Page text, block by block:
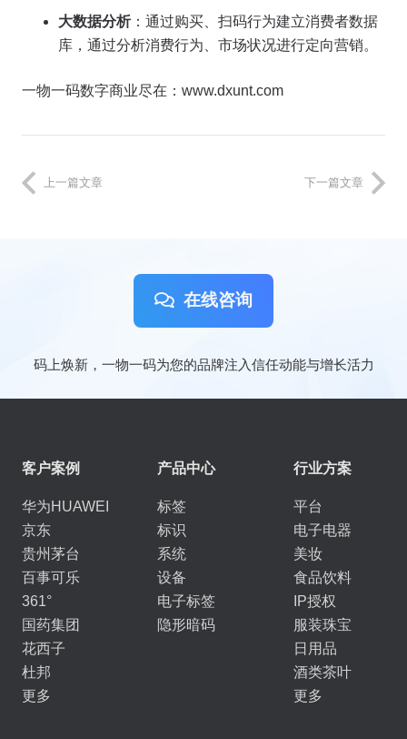
大数据分析：通过购买、扫码行为建立消费者数据
库，通过分析消费行为、市场状况进行定向营销。
一物一码数字商业尽在：www.dxunt.com
上一篇文章 下一篇文章
在线咨询
码上焕新，一物一码为您的品牌注入信任动能与增长活力
客户案例
华为HUAWEI
京东
贵州茅台
百事可乐
361°
国药集团
花西子
杜邦
更多
产品中心
标签
标识
系统
设备
电子标签
隐形暗码
行业方案
平台
电子电器
美妆
食品饮料
IP授权
服装珠宝
日用品
酒类茶叶
更多